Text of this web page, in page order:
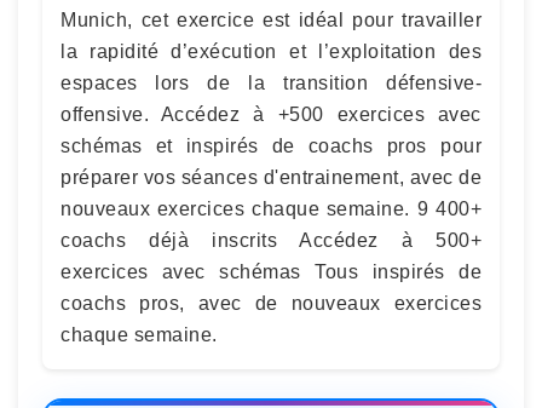
Munich, cet exercice est idéal pour travailler
la rapidité d’exécution et l’exploitation des
espaces lors de la transition défensive-
offensive. Accédez à +500 exercices avec
schémas et inspirés de coachs pros pour
préparer vos séances d'entrainement, avec de
nouveaux exercices chaque semaine. 9 400+
coachs déjà inscrits Accédez à 500+
exercices avec schémas Tous inspirés de
coachs pros, avec de nouveaux exercices
chaque semaine.